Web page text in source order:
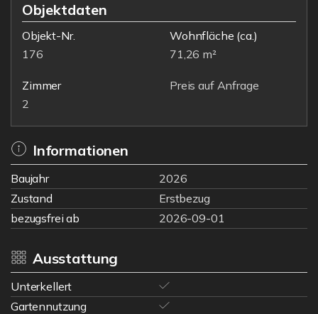
Objektdaten
Objekt-Nr.
176
Wohnfläche (ca.)
71,26 m²
Zimmer
2
Preis auf Anfrage
Informationen
Baujahr
2026
Zustand
Erstbezug
bezugsfrei ab
2026-09-01
Ausstattung
Unterkellert
Gartennutzung